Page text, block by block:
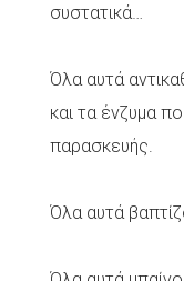
συστατικά…
Όλα αυτά
και τα ένζυμα
παρασκευής.
Όλα αυτά